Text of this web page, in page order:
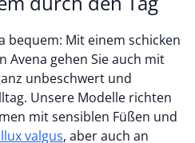
bequem: Mit einem schicken
Avena gehen Sie auch mit
unbeschwert und
Unsere Modelle richten
mit sensiblen Füßen und
valgus, aber auch an